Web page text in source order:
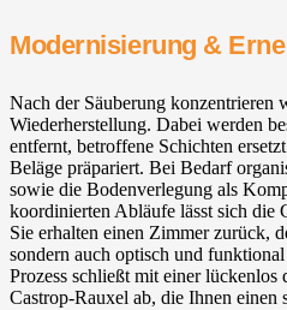
Modernisierung &
Nach der Säuberung konzentrieren
Wiederherstellung. Dabei werden
entfernt, betroffene Schichten
Beläge präpariert. Bei Bedarf
sowie die Bodenverlegung als
koordinierten Abläufe lässt sich die
Sie erhalten einen Zimmer zurück,
sondern auch optisch und
Prozess schließt mit einer
Castrop-Rauxel ab, die Ihnen einen